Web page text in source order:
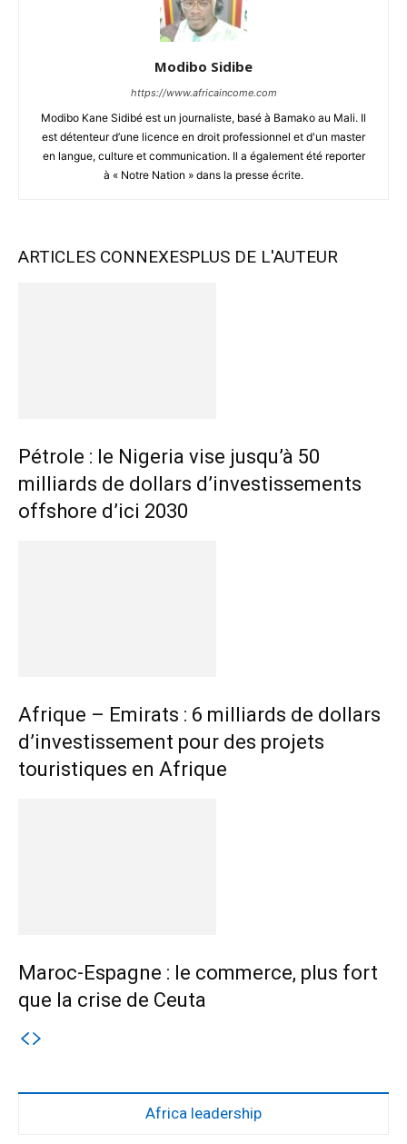
Modibo Sidibe
https://www.africaincome.com
Modibo Kane Sidibé est un journaliste, basé à Bamako au Mali. Il
est détenteur d’une licence en droit professionnel et d'un master
en langue, culture et communication. Il a également été reporter
à « Notre Nation » dans la presse écrite.
ARTICLES CONNEXESPLUS DE L'AUTEUR
Pétrole : le Nigeria vise jusqu’à 50
milliards de dollars d’investissements
offshore d’ici 2030
Afrique – Emirats : 6 milliards de dollars
d’investissement pour des projets
touristiques en Afrique
Maroc-Espagne : le commerce, plus fort
que la crise de Ceuta
Africa leadership